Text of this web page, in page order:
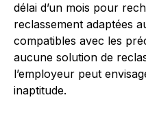
délai d’un mois pour
reclassement adaptées
compatibles avec les
aucune solution de
l’employeur peut
inaptitude.